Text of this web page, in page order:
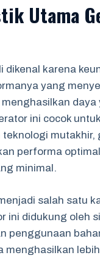
Utama
dikenal karena
yang
daya
ini cocok
teknologi mutakhir,
performa
minimal.
salah satu
ini didukung oleh
penggunaan
menghasilkan